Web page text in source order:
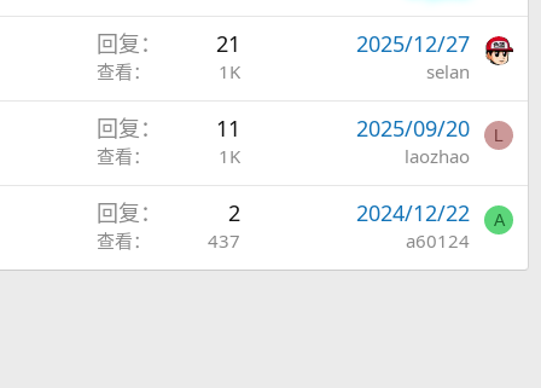
回复 21
查看 1K
2025/12/27
selan
回复 11
查看 1K
2025/09/20
laozhao
L
回复 2
查看 437
2024/12/22
a60124
A